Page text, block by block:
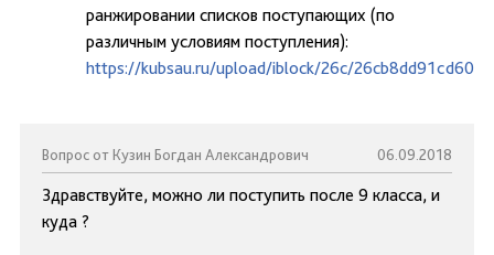
ранжировании списков поступающих (по
различным условиям поступления):
https://kubsau.ru/upload/iblock/26c/
Вопрос от Кузин Богдан Александрович 06.09.2018
Здравствуйте, можно ли поступить после 9 класса, и
куда ?